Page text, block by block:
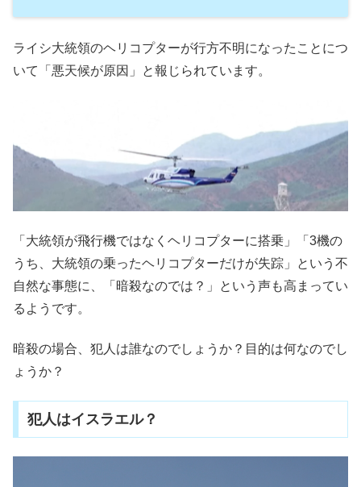
ライシ大統領のヘリコプターが行方不明になったことにつ
いて「悪天候が原因」と報じられています。
「大統領が飛行機ではなくヘリコプターに搭乗」「3機の
うち、大統領の乗ったヘリコプターだけが失踪」という不
自然な事態に、「暗殺なのでは？」という声も高まってい
るようです。
暗殺の場合、犯人は誰なのでしょうか？目的は何なのでし
ょうか？
犯人はイスラエル？